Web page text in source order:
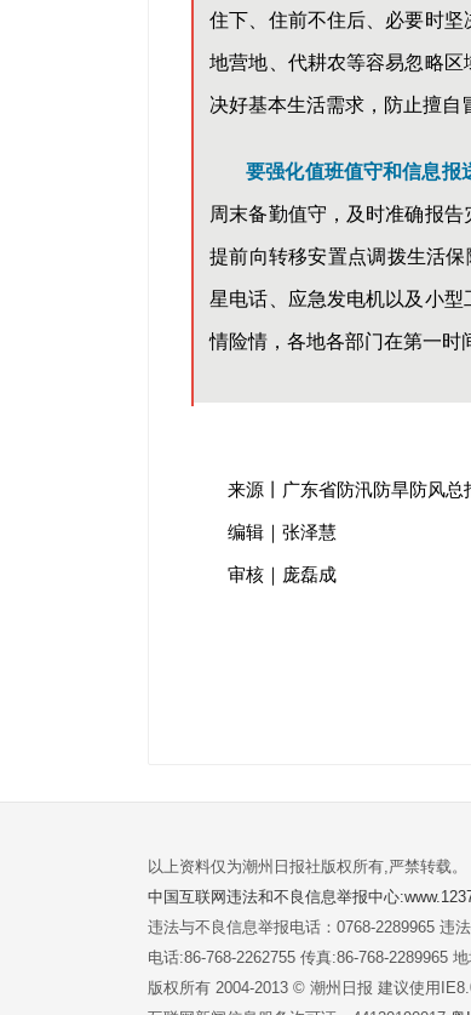
住下、住前不住后、必要时
地营地、代耕农等容易忽略
决好基本生活需求，防止擅自
要强化值班值守和信息报
周末备勤值守，及时准确报
提前向转移安置点调拨生活
星电话、应急发电机以及小
情险情，各地各部门在第一时
来源丨 广东省防汛防旱防风总
编辑｜张泽慧
审核｜庞磊成
以上资料仅为潮州日报社版权所有,严禁转载
中国互联网违法和不良信息举报中心
违法与不良信息举报电话：0768-2289965 违
电话:86-768-2262755 传真:86-768-2289965
版权所有 2004-2013 © 潮州日报 建议使用